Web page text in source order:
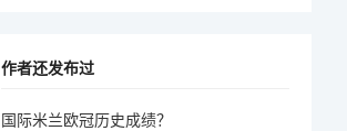
作者还发布过
国际米兰欧冠历史成绩？